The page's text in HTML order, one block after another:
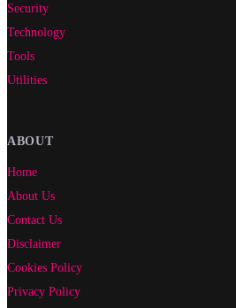
Security
Technology
Tools
Utilities
ABOUT
Home
About Us
Contact Us
Disclaimer
Cookies Policy
Privacy Policy